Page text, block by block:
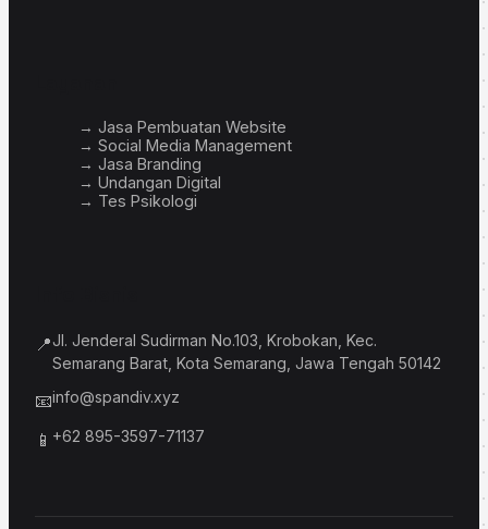
→ Jasa Pembuatan Website
→ Social Media Management
→ Jasa Branding
→ Undangan Digital
→ Tes Psikologi
📍Jl. Jenderal Sudirman No.103, Krobokan, Kec.
Semarang Barat, Kota Semarang, Jawa Tengah 50142
📧info@spandiv.xyz
📱 +62 895-3597-71137